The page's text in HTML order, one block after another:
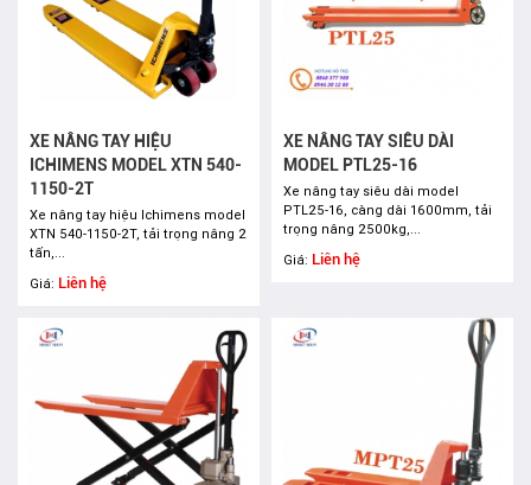
XE NÂNG TAY HIỆU
ICHIMENS MODEL XTN 540-
1150-2T
Xe nâng tay hiệu Ichimens model
XTN 540-1150-2T, tải trọng nâng 2
tấn,...
Giá: Liên hệ
XE NÂNG TAY SIÊU DÀI
MODEL PTL25-16
Xe nâng tay siêu dài model
PTL25-16, càng dài 1600mm, tải
trọng nâng 2500kg,...
Giá: Liên hệ